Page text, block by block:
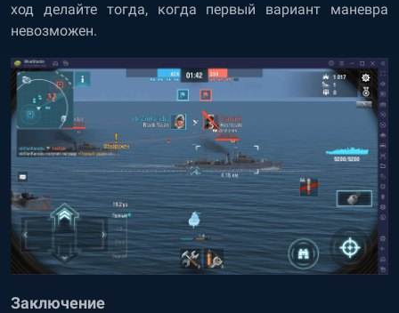
ход делайте тогда, когда первый вариант маневра
невозможен.
Заключение